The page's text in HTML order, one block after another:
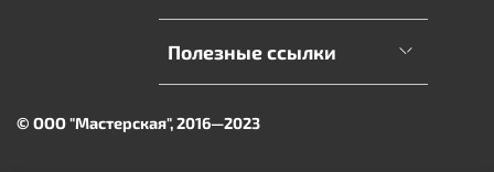
Полезные ссылки
© ООО "Мастерская", 2016—2023